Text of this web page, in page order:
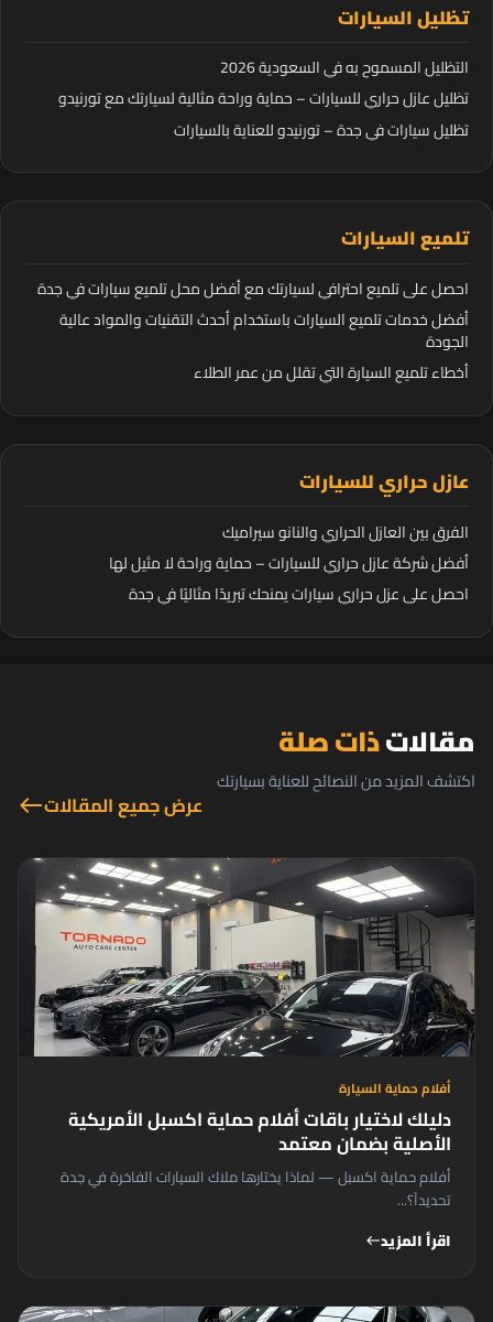
تظليل السيارات
التظليل المسموح به في السعودية 2026
تظليل عازل حراري للسيارات – حماية وراحة مثالية لسيارتك مع تورنيدو
تظليل سيارات في جدة – تورنيدو للعناية بالسيارات
تلميع السيارات
احصل على تلميع احترافي لسيارتك مع أفضل محل تلميع سيارات في جدة
أفضل خدمات تلميع السيارات باستخدام أحدث التقنيات والمواد عالية
الجودة
أخطاء تلميع السيارة التي تقلل من عمر الطلاء
عازل حراري للسيارات
الفرق بين العازل الحراري والنانو سيراميك
أفضل شركة عازل حراري للسيارات – حماية وراحة لا مثيل لها
احصل على عزل حراري سيارات يمنحك تبريدًا مثاليًا في جدة
مقالاتذات صلة
اكتشف المزيد من النصائح للعناية بسيارتك
عرض جميع المقالاتwest
أفلام حماية السيارة
دليلك لاختيار باقات أفلام حماية اكسبل الأمريكية
الأصلية بضمان معتمد
أفلام حماية اكسبل — لماذا يختارها ملاك السيارات الفاخرة في جدة
تحديداً؟...
اقرأ المزيدwest